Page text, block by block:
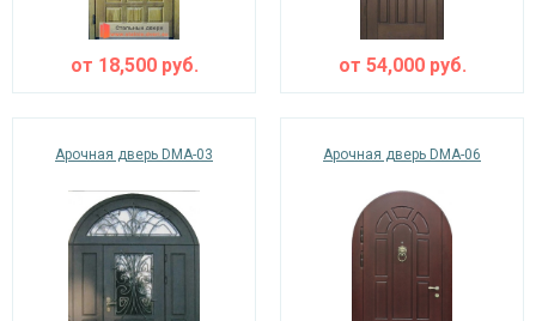
+7 (495) 409-24-70
от 18,500руб. от 54,000руб.
Арочная дверь DMA-03 Арочная дверь DMA-06